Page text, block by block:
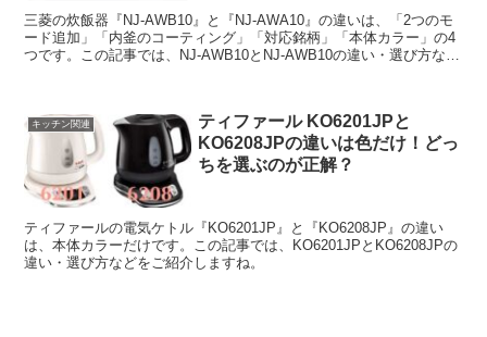
三菱の炊飯器『NJ-AWB10』と『NJ-AWA10』の違いは、「2つのモ
ード追加」「内釜のコーティング」「対応銘柄」「本体カラー」の4
つです。この記事では、NJ-AWB10とNJ-AWB10の違い・選び方など
キッチン関連
ティファール KO6201JPと
KO6208JPの違いは色だけ！どっ
ちを選ぶのが正解？
ティファールの電気ケトル『KO6201JP』と『KO6208JP』の違い
は、本体カラーだけです。この記事では、KO6201JPとKO6208JPの
違い・選び方などをご紹介しますね。